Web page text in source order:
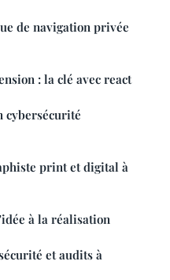
de navigation privée
: la clé avec react
cybersécurité
print et digital à
à la réalisation
et audits à